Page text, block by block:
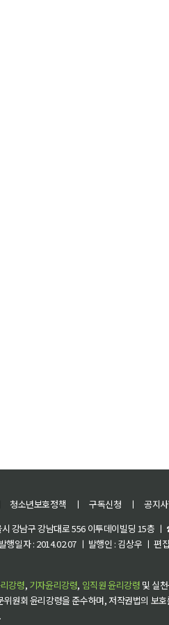
청소년보호정책 ㅣ 구독신청 ㅣ 공지
강남구 강남대로 556 이투데이빌딩 15층
일자 : 2014.02.07 ㅣ 발행인 : 김상우 ㅣ 편
강령, 기자윤리강령, 임직원 윤리강령 및 실
원회 윤리강령을 준수하며, 저작권법의 보호